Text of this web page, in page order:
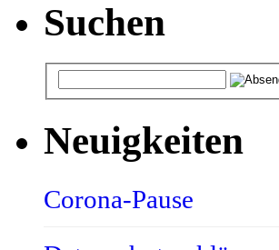
Suchen
Neuigkeiten
Corona-Pause